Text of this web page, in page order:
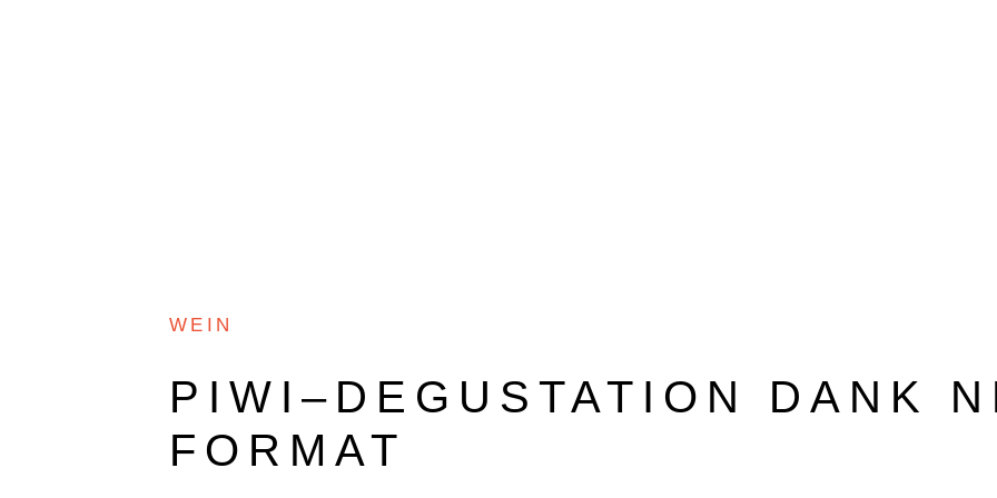
WEIN
PIWI–DEGUSTATION DANK
FORMAT